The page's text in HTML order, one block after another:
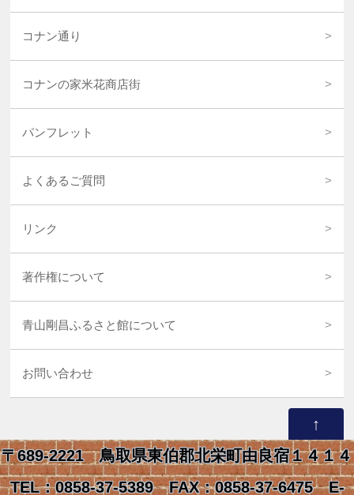
コナン通り
コナンの家米花商店街
パンフレット
よくあるご質問
リンク
著作権について
青山剛昌ふるさと館について
お問い合わせ
↑
〒689-2221 鳥取県東伯郡北栄町由良宿１４１４
TEL：0858-37-5389 FAX：0858-37-6475 E-